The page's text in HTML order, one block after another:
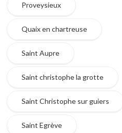
Proveysieux
Quaix en chartreuse
Saint Aupre
Saint christophe la grotte
Saint Christophe sur guiers
Saint Egrève